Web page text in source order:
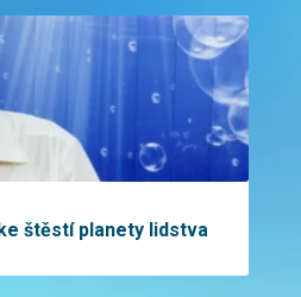
štěstí planety lidstva